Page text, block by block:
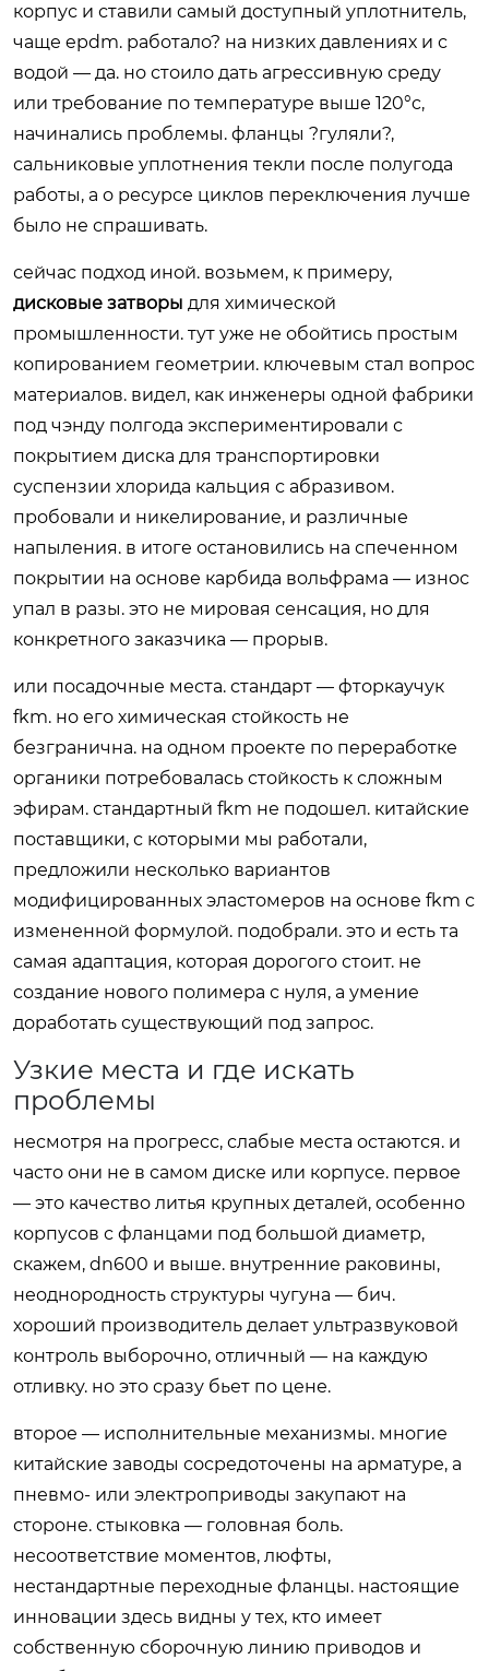
корпус и ставили самый доступный уплотнитель,
чаще epdm. работало? на низких давлениях и с
водой — да. но стоило дать агрессивную среду
или требование по температуре выше 120°c,
начинались проблемы. фланцы ?гуляли?,
сальниковые уплотнения текли после полугода
работы, а о ресурсе циклов переключения лучше
было не спрашивать.
сейчас подход иной. возьмем, к примеру,
дисковые затворы для химической
промышленности. тут уже не обойтись простым
копированием геометрии. ключевым стал вопрос
материалов. видел, как инженеры одной фабрики
под чэнду полгода экспериментировали с
покрытием диска для транспортировки
суспензии хлорида кальция с абразивом.
пробовали и никелирование, и различные
напыления. в итоге остановились на спеченном
покрытии на основе карбида вольфрама — износ
упал в разы. это не мировая сенсация, но для
конкретного заказчика — прорыв.
или посадочные места. стандарт — фторкаучук
fkm. но его химическая стойкость не
безгранична. на одном проекте по переработке
органики потребовалась стойкость к сложным
эфирам. стандартный fkm не подошел. китайские
поставщики, с которыми мы работали,
предложили несколько вариантов
модифицированных эластомеров на основе fkm с
измененной формулой. подобрали. это и есть та
самая адаптация, которая дорогого стоит. не
создание нового полимера с нуля, а умение
доработать существующий под запрос.
Узкие места и где искать
проблемы
несмотря на прогресс, слабые места остаются. и
часто они не в самом диске или корпусе. первое
— это качество литья крупных деталей, особенно
корпусов с фланцами под большой диаметр,
скажем, dn600 и выше. внутренние раковины,
неоднородность структуры чугуна — бич.
хороший производитель делает ультразвуковой
контроль выборочно, отличный — на каждую
отливку. но это сразу бьет по цене.
второе — исполнительные механизмы. многие
китайские заводы сосредоточены на арматуре, а
пневмо- или электроприводы закупают на
стороне. стыковка — головная боль.
несоответствие моментов, люфты,
нестандартные переходные фланцы. настоящие
инновации здесь видны у тех, кто имеет
собственную сборочную линию приводов и